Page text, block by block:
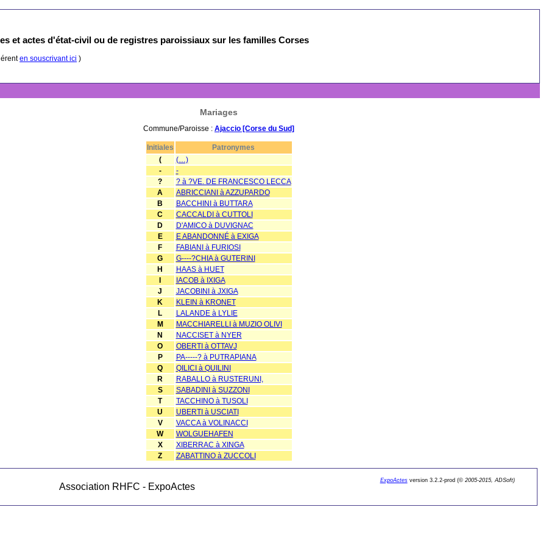
et actes d'état-civil ou de registres paroissiaux sur les familles Corses
en souscrivant ici )
Mariages
Commune/Paroisse : Ajaccio [Corse du Sud]
Initiales
Patronymes
(
(…)
-
-
?
? à ?VE. DE FRANCESCO LECCA
A
ABRICCIANI à AZZUPARDO
B
BACCHINI à BUTTARA
C
CACCALDI à CUTTOLI
D
D'AMICO à DUVIGNAC
E
E ABANDONNÉ à EXIGA
F
FABIANI à FURIOSI
G
G----?CHIA à GUTERINI
H
HAAS à HUET
IACOB à IXIGA
J
JACOBINI à JXIGA
K
KLEIN à KRONET
L
LALANDE à LYLIE
M
MACCHIARELLI à MUZIO OLIVI
N
NACCISET à NYER
O
OBERTI à OTTAVJ
P
PA-----? à PUTRAPIANA
Q
QILICI à QUILINI
R
RABALLO à RUSTERUNI,
S
SABADINI à SUZZONI
T
TACCHINO à TUSOLI
U
UBERTI à USCIATI
V
VACCA à VOLINACCI
W
WOLGUEHAFEN
X
XIBERRAC à XINGA
Z
ZABATTINO à ZUCCOLI
Association RHFC - ExpoActes
ExpoActesversion 3.2.2-prod (©2005-2015, ADSoft)